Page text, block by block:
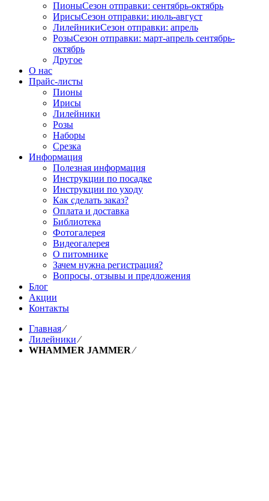
ПионыСезон отправки: сентябрь-октябрь
ИрисыСезон отправки: июль-август
ЛилейникиСезон отправки: апрель
РозыСезон отправки: март-апрель сентябрь-
октябрь
Другое
О нас
Прайс-листы
Пионы
Ирисы
Лилейники
Розы
Наборы
Срезка
Информация
Полезная информация
Инструкции по посадке
Инструкции по уходу
Как сделать заказ?
Оплата и доставка
Библиотека
Фотогалерея
Видеогалерея
О питомнике
Зачем нужна регистрация?
Вопросы, отзывы и предложения
Блог
Акции
Контакты
Главная⁄
Лилейники⁄
WHAMMER JAMMER⁄